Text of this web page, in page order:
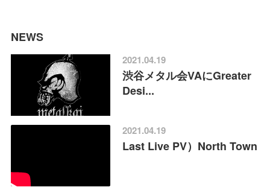
NEWS
2021.04.19
渋谷メタル会VAにGreater
Desi...
2021.04.19
Last Live PV）North Town